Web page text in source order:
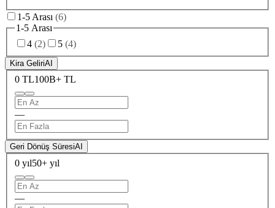
1-5 Arası (6)
1-5 Arası
4 (2) 5 (4)
Kira GeliriAI
0 TL100B+ TL
—
Geri Dönüş SüresiAI
0 yıl50+ yıl
—